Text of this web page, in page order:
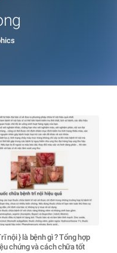
nội } là bệnh gì ? Tổng hợp
chứng và cách chữa tốt